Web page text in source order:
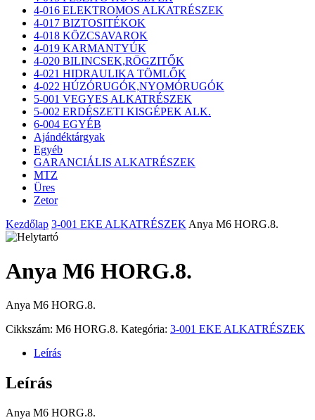
4-016 ELEKTROMOS ALKATRÉSZEK
4-017 BIZTOSITÉKOK
4-018 KÖZCSAVAROK
4-019 KARMANTYÚK
4-020 BILINCSEK,RÖGZITŐK
4-021 HIDRAULIKA TÖMLŐK
4-022 HÚZÓRUGÓK,NYOMÓRUGÓK
5-001 VEGYES ALKATRÉSZEK
5-002 ERDÉSZETI KISGÉPEK ALK.
6-004 EGYÉB
Ajándéktárgyak
Egyéb
GARANCIÁLIS ALKATRÉSZEK
MTZ
Üres
Zetor
Kezdőlap 3-001 EKE ALKATRÉSZEK Anya M6 HORG.8.
Anya M6 HORG.8.
Anya M6 HORG.8.
Cikkszám: M6 HORG.8. Kategória: 3-001 EKE ALKATRÉSZEK
Leírás
Leírás
Anya M6 HORG.8.